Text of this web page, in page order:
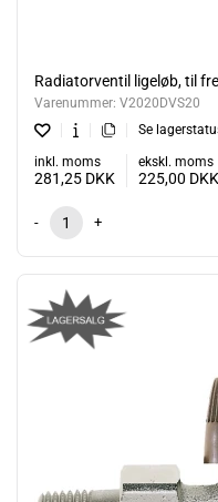
Radiatorventil ligeløb, til
Varenummer: V2020DVS20
Se
inkl. moms
281,25 DKK
ekskl. moms
225,00 DKK
- +